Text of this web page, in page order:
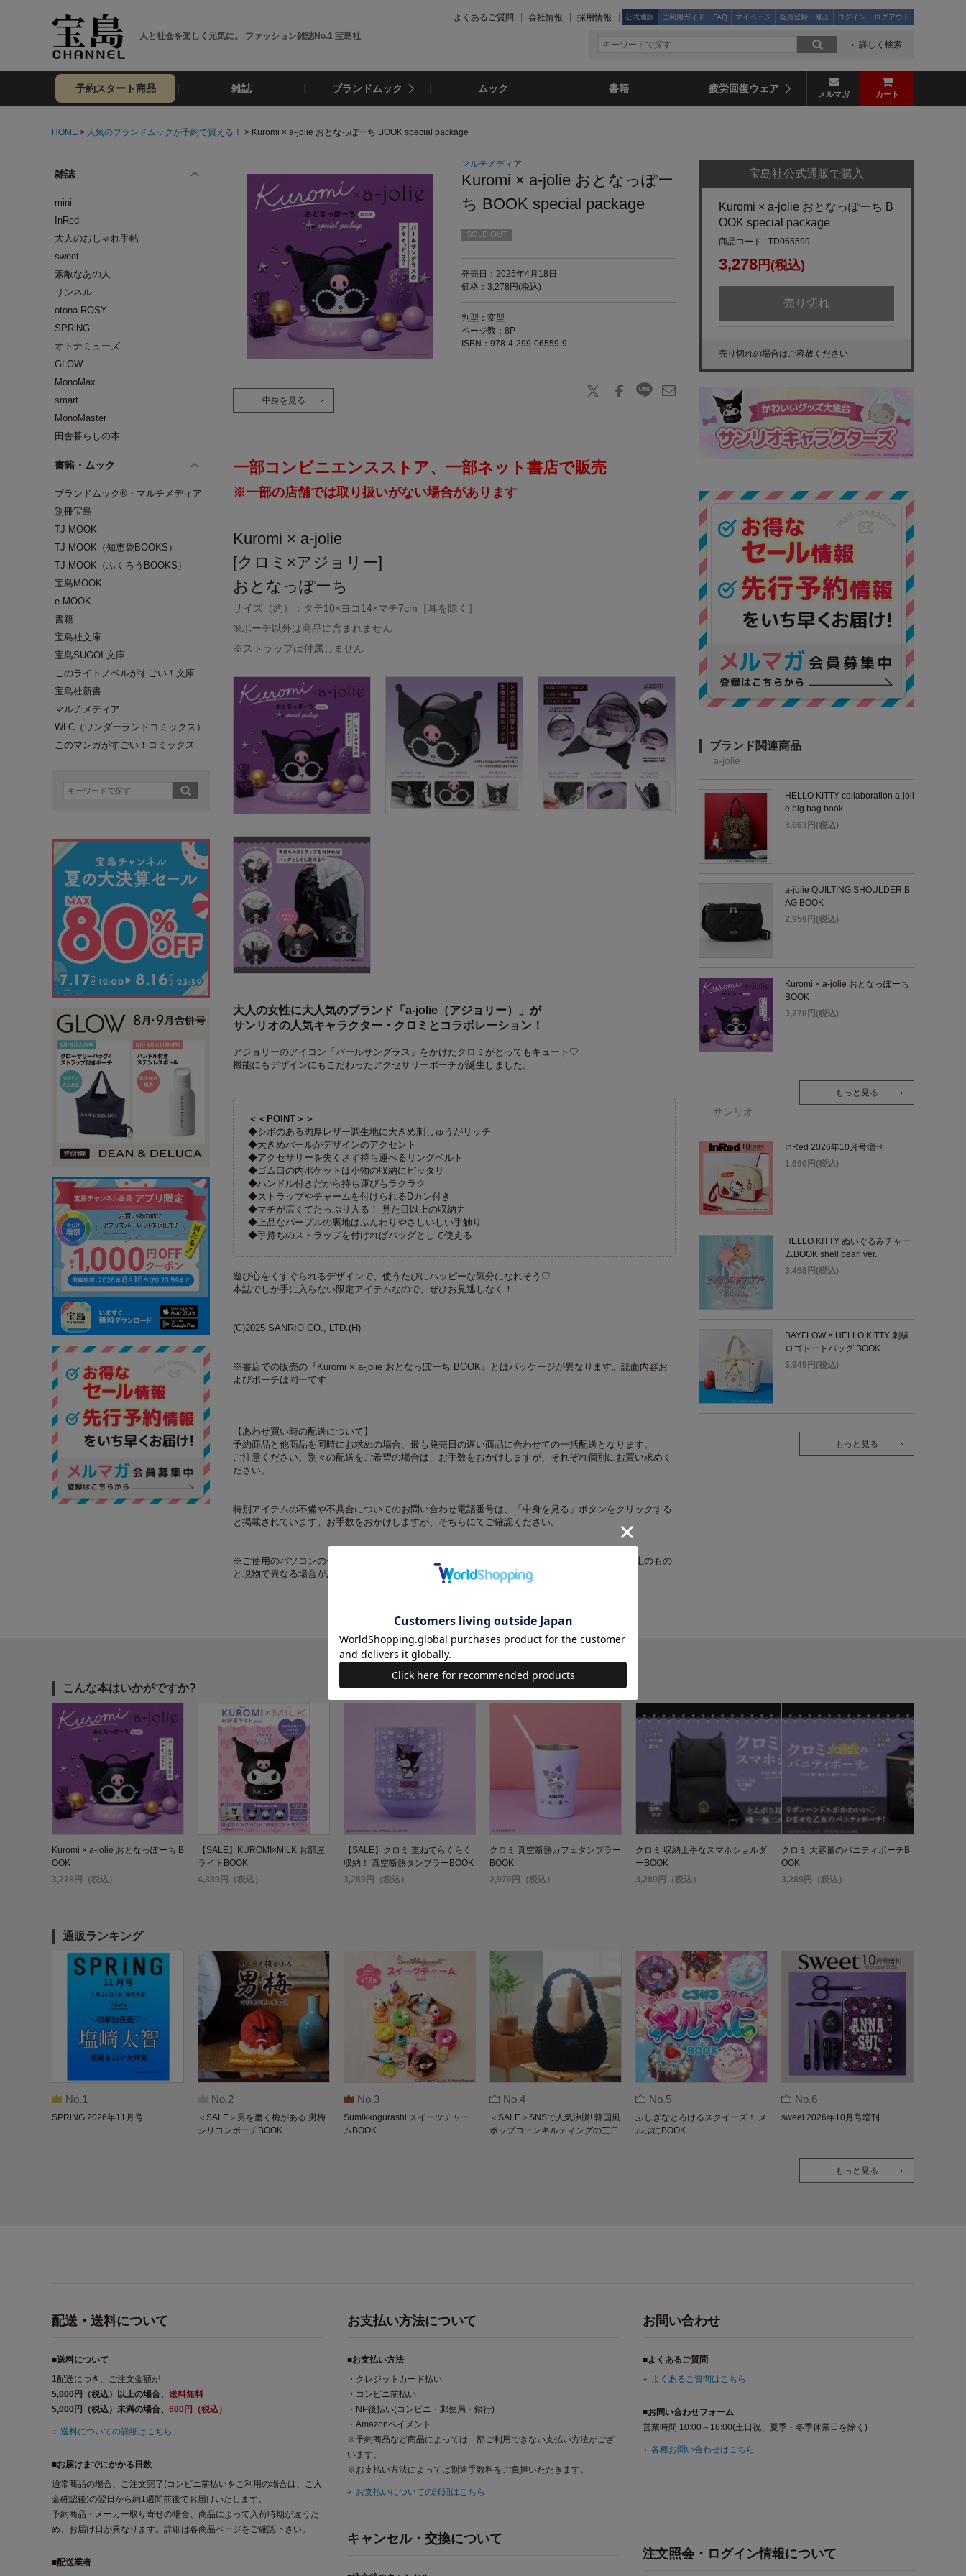
人と社会を楽しく元気に。 ファッション雑誌No.1 宝島社
よくあるご質問 会社情報 採用情報 公式通販 ご利用ガイド FAQ マイページ 会員登録・修正 ログイン ログアウト
詳しく検索
予約スタート商品 雑誌 ブランドムック ムック 書籍 疲労回復ウェア メルマガ カート
HOME > 人気のブランドムックが予約で買える！ > Kuromi × a-jolie おとなっぽーち BOOK special package
雑誌
mini
InRed
大人のおしゃれ手帖
sweet
素敵なあの人
リンネル
otona ROSY
SPRiNG
オトナミューズ
GLOW
MonoMax
smart
MonoMaster
田舎暮らしの本
書籍・ムック
ブランドムック®・マルチメディア
別冊宝島
TJ MOOK
TJ MOOK（知恵袋BOOKS）
TJ MOOK（ふくろうBOOKS）
宝島MOOK
e-MOOK
書籍
宝島社文庫
宝島SUGOI 文庫
このライトノベルがすごい！文庫
宝島社新書
マルチメディア
WLC（ワンダーランドコミックス）
このマンガがすごい！コミックス
中身を見る
マルチメディア
Kuromi × a-jolie おとなっぽー
ち BOOK special package
SOLD OUT
発売日：2025年4月18日
価格：3,278円(税込)
判型：変型
ページ数：8P
ISBN：978-4-299-06559-9
一部コンビニエンスストア、一部ネット書店で販売
※一部の店舗では取り扱いがない場合があります
Kuromi × a-jolie
[クロミ×アジョリー]
おとなっぽーち
サイズ（約）：タテ10×ヨコ14×マチ7cm［耳を除く］
※ポーチ以外は商品に含まれません
※ストラップは付属しません
大人の女性に大人気のブランド「a-jolie（アジョリー）」が
サンリオの人気キャラクター・クロミとコラボレーション！
アジョリーのアイコン「パールサングラス」をかけたクロミがとってもキュート♡
機能にもデザインにもこだわったアクセサリーポーチが誕生しました。
＜＜POINT＞＞
◆シボのある肉厚レザー調生地に大きめ刺しゅうがリッチ
◆大きめパールがデザインのアクセント
◆アクセサリーを失くさず持ち運べるリングベルト
◆ゴム口の内ポケットは小物の収納にピッタリ
◆ハンドル付きだから持ち運びもラクラク
◆ストラップやチャームを付けられるDカン付き
◆マチが広くてたっぷり入る！ 見た目以上の収納力
◆上品なパープルの裏地はふんわりやさしいしい手触り
◆手持ちのストラップを付ければバッグとして使える
遊び心をくすぐられるデザインで、使うたびにハッピーな気分になれそう♡
本誌でしか手に入らない限定アイテムなので、ぜひお見逃しなく！
(C)2025 SANRIO CO., LTD.(H)
※書店での販売の『Kuromi × a-jolie おとなっぽーち BOOK』とはパッケージが異なります。誌面内容お
よびポーチは同一です
【あわせ買い時の配送について】
予約商品と他商品を同時にお求めの場合、最も発売日の遅い商品に合わせての一括配送となります。
ご注意ください。別々の配送をご希望の場合は、お手数をおかけしますが、それぞれ個別にお買い求めく
ださい。
特別アイテムの不備や不具合についてのお問い合わせ電話番号は、「中身を見る」ボタンをクリックする
と掲載されています。お手数をおかけしますが、そちらにてご確認ください。
※ご使用のパソコンのモニターやスマートフォンの画面によっては、商品の色合いが、画面表示上のもの
と現物で異なる場合があります。
宝島社公式通販で購入
Kuromi × a-jolie おとなっぽーち B
OOK special package
商品コード : TD065599
3,278 円(税込)
売り切れ
売り切れの場合はご容赦ください
ブランド関連商品
a-jolie
HELLO KITTY collaboration a-joli
e big bag book
3,663円(税込)
a-jolie QUILTING SHOULDER B
AG BOOK
2,959円(税込)
Kuromi × a-jolie おとなっぽーち
BOOK
3,278円(税込)
もっと見る
サンリオ
InRed 2026年10月号増刊
1,690円(税込)
HELLO KITTY ぬいぐるみチャー
ムBOOK shell pearl ver.
3,498円(税込)
BAYFLOW × HELLO KITTY 刺繍
ロゴトートバッグ BOOK
3,949円(税込)
もっと見る
こんな本はいかがですか?
Kuromi × a-jolie おとなっぽーち B
OOK
3,278円（税込）
【SALE】KUROMI×MILK お部屋
ライトBOOK
4,389円（税込）
【SALE】クロミ 重ねてらくらく
収納！ 真空断熱タンブラーBOOK
3,289円（税込）
クロミ 真空断熱カフェタンブラー
BOOK
2,970円（税込）
クロミ 収納上手なスマホショルダ
ーBOOK
3,289円（税込）
クロミ 大容量のバニティポーチB
OOK
3,289円（税込）
通販ランキング
No.1
SPRiNG 2026年11月号
No.2
＜SALE＞男を磨く梅がある 男梅
シリコンポーチBOOK
No.3
Sumikkogurashi スイーツチャー
ムBOOK
No.4
＜SALE＞SNSで人気沸騰! 韓国風
ポップコーンキルティングの三日
No.5
ふしぎなとろけるスクイーズ！ メ
ルぷにBOOK
No.6
sweet 2026年10月号増刊
もっと見る
配送・送料について
■送料について
1配送につき、ご注文金額が
5,000円（税込）以上の場合、 送料無料
5,000円（税込）未満の場合、 680円（税込）
送料についての詳細はこちら
■お届けまでにかかる日数
通常商品の場合、ご注文完了(コンビニ前払いをご利用の場合は、ご入
金確認後)の翌日から約1週間前後でお届けいたします。
予約商品・メーカー取り寄せの場合、商品によって入荷時期が違うた
め、お届け日が異なります。詳細は各商品ページをご確認下さい。
■配送業者
お支払い方法について
■お支払い方法
・クレジットカード払い
・コンビニ前払い
・NP後払い(コンビニ・郵便局・銀行)
・Amazonペイメント
※予約商品など商品によっては一部ご利用できない支払い方法がござ
います。
※お支払い方法によっては別途手数料をご負担いただきます。
お支払いについての詳細はこちら
キャンセル・交換について
お問い合わせ
■よくあるご質問
よくあるご質問はこちら
■お問い合わせフォーム
営業時間 10:00～18:00(土日祝、夏季・冬季休業日を除く)
各種お問い合わせはこちら
注文照会・ログイン情報について